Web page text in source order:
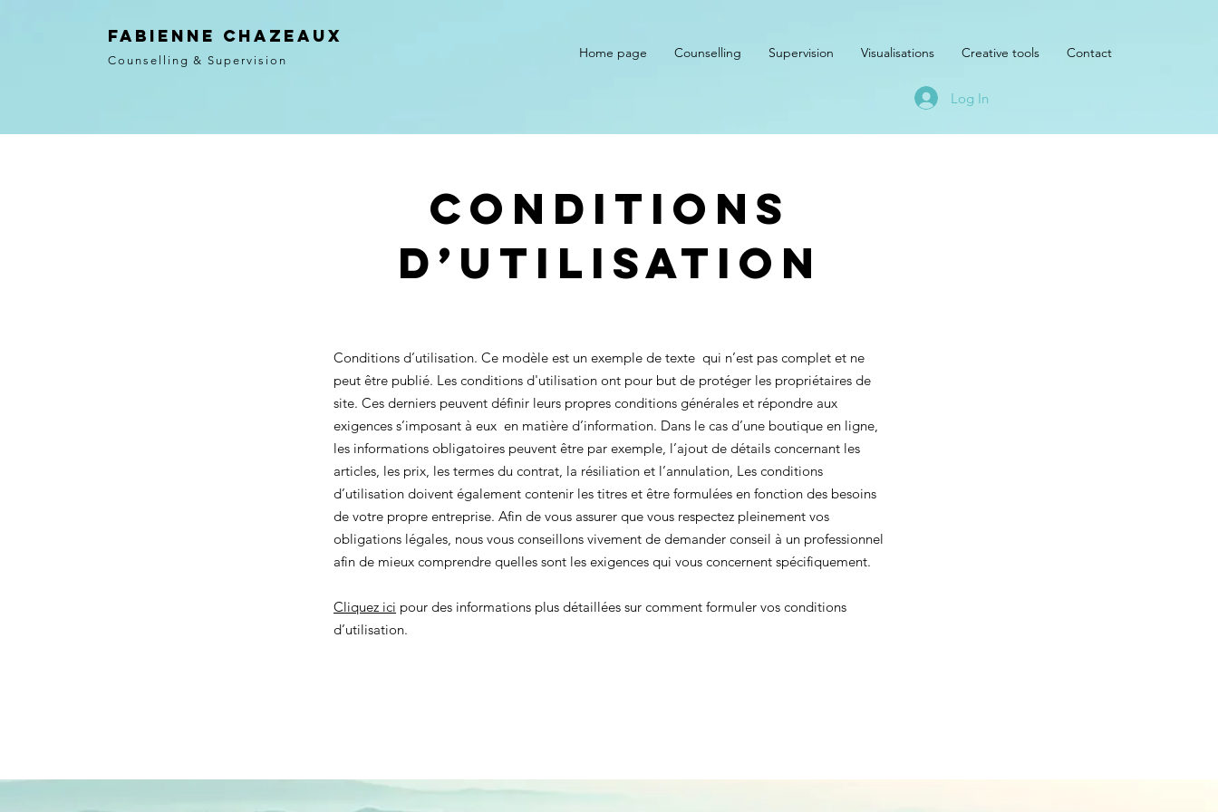
Fabienne Chazeaux
Counselling & Supervision Home page Counselling Supervision Visualisations Creative tools Contact
Log In
Conditions
d’utilisation
Conditions d’utilisation. Ce modèle est un exemple de texte qui n’est pas complet et ne
peut être publié. Les conditions d'utilisation ont pour but de protéger les propriétaires de
site. Ces derniers peuvent définir leurs propres conditions générales et répondre aux
exigences s’imposant à eux en matière d’information. Dans le cas d’une boutique en ligne,
les informations obligatoires peuvent être par exemple, l’ajout de détails concernant les
articles, les prix, les termes du contrat, la résiliation et l’annulation, Les conditions
d’utilisation doivent également contenir les titres et être formulées en fonction des besoins
de votre propre entreprise. Afin de vous assurer que vous respectez pleinement vos
obligations légales, nous vous conseillons vivement de demander conseil à un professionnel
afin de mieux comprendre quelles sont les exigences qui vous concernent spécifiquement.
Cliquez ici pour des informations plus détaillées sur comment formuler vos conditions
d’utilisation.